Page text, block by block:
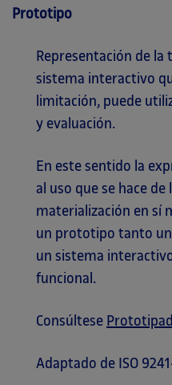
Prototipo
Representación de
sistema interactivo
limitación, puede
y evaluación.
En este sentido la
al uso que se hace
materialización en sí
un prototipo tanto
un sistema
funcional.
Consúltese
Adaptado de ISO